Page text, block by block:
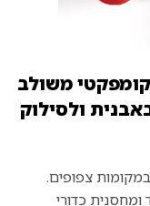
משולב
ולסילוק
צפופים.
מקרון אלחלד ומחסנית כדורי